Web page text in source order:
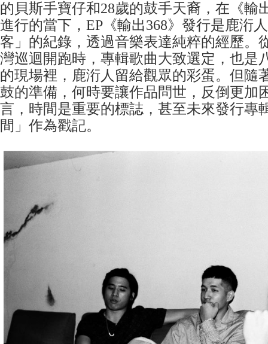
的貝斯手寶仔和28歲的鼓手天裔，在《輸
進行的當下，EP《輸出368》發行是鹿洐
客」的紀錄，透過音樂表達純粹的經歷。
灣巡迴開跑時，專輯歌曲大致選定，也是
的現場裡，鹿洐人留給觀眾的彩蛋。但隨
鼓的準備，何時要讓作品問世，反倒更加
言，時間是重要的標誌，甚至未來發行專
間」作為戳記。